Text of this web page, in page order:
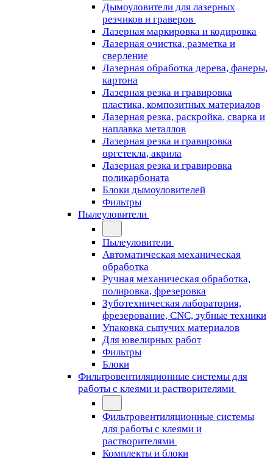
Дымоуловители для лазерных
резчиков и граверов
Лазерная маркировка и кодировка
Лазерная очистка, разметка и
сверление
Лазерная обработка дерева, фанеры,
картона
Лазерная резка и гравировка
пластика, композитных материалов
Лазерная резка, раскройка, сварка и
наплавка металлов
Лазерная резка и гравировка
оргстекла, акрила
Лазерная резка и гравировка
поликарбоната
Блоки дымоуловителей
Фильтры
Пылеуловители
Пылеуловители
Автоматическая механическая
обработка
Ручная механическая обработка,
полировка, фрезеровка
Зуботехническая лаборатория,
фрезерование, CNC, зубные техники
Упаковка сыпучих материалов
Для ювелирных работ
Фильтры
Блоки
Фильтровентиляционные системы для
работы с клеями и растворителями
Фильтровентиляционные системы
для работы с клеями и
растворителями
Комплекты и блоки